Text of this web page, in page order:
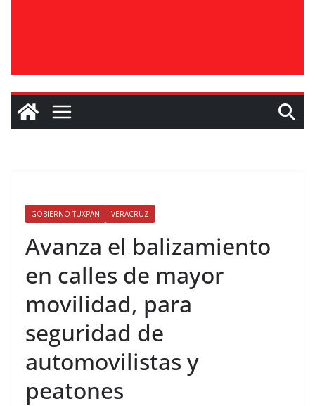
GOBIERNO TUXPAN VERACRUZ
Avanza el balizamiento
en calles de mayor
movilidad, para
seguridad de
automovilistas y
peatones